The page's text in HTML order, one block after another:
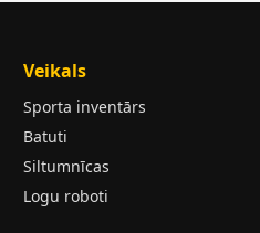
Veikals
Sporta inventārs
Batuti
Siltumnīcas
Logu roboti